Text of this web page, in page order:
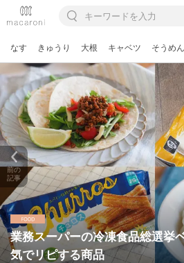
なす きゅうり 大根 キャベツ そうめん
業務スーパーの冷凍食品総選挙
気でリピする商品
前の
記事